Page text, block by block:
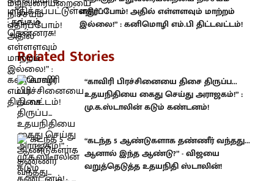
எதிர்ப்போம்! அதில் எள்ளளவும் மாற்றம்
இல்லை!” : கனிமொழி எம்.பி திட்டவட்டம்!
Related Stories
“காவிரி பிரச்சினையை திசை திருப்ப...
உதயநிதியை கைது செய்து அராஜகம்!” :
மு.க.ஸ்டாலின் கடும் கண்டனம்!
“கடந்த 5 ஆண்டுகளாக தண்ணீர் வந்தது...
ஆனால் இந்த ஆண்டு?” - விஜயை
வறுத்தெடுத்த உதயநிதி ஸ்டாலின்!